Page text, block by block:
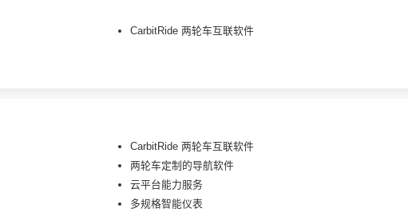
CarbitRide 两轮车互联软件
CarbitRide 两轮车互联软件
两轮车定制的导航软件
云平台能力服务
多规格智能仪表